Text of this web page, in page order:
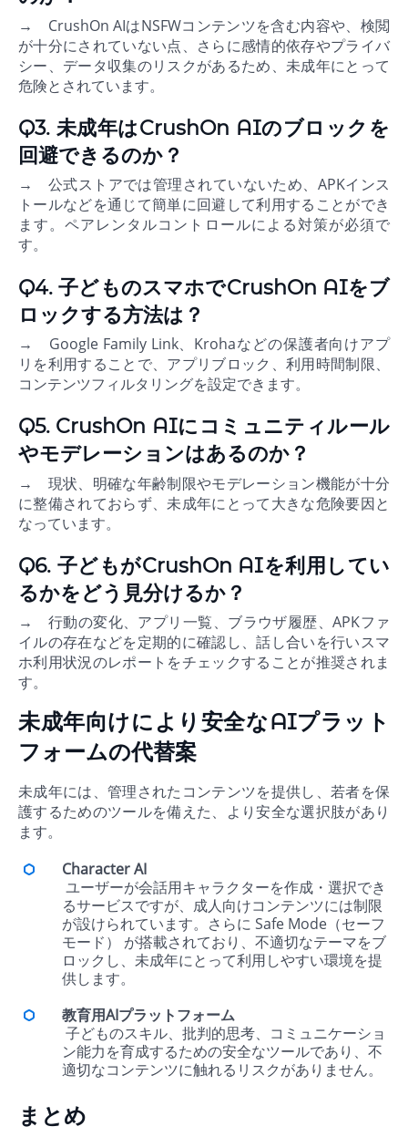
→ CrushOn AIはNSFWコンテンツを含む内容や、検閲
が十分にされていない点、さらに感情的依存やプライバ
シー、データ収集のリスクがあるため、未成年にとって
危険とされています。
Q3. 未成年はCrushOn AIのブロックを
回避できるのか？
→ 公式ストアでは管理されていないため、APKインス
トールなどを通じて簡単に回避して利用することができ
ます。ペアレンタルコントロールによる対策が必須で
す。
Q4. 子どものスマホでCrushOn AIをブ
ロックする方法は？
→ Google Family Link、Krohaなどの保護者向けアプ
リを利用することで、アプリブロック、利用時間制限、
コンテンツフィルタリングを設定できます。
Q5. CrushOn AIにコミュニティルール
やモデレーションはあるのか？
→ 現状、明確な年齢制限やモデレーション機能が十分
に整備されておらず、未成年にとって大きな危険要因と
なっています。
Q6. 子どもがCrushOn AIを利用してい
るかをどう見分けるか？
→ 行動の変化、アプリ一覧、ブラウザ履歴、APKファ
イルの存在などを定期的に確認し、話し合いを行いスマ
ホ利用状況のレポートをチェックすることが推奨されま
す。
未成年向けにより安全なAIプラット
フォームの代替案
未成年には、管理されたコンテンツを提供し、若者を保
護するためのツールを備えた、より安全な選択肢があり
ます。
Character AI
ユーザーが会話用キャラクターを作成・選択でき
るサービスですが、成人向けコンテンツには制限
が設けられています。さらに Safe Mode（セーフ
モード） が搭載されており、不適切なテーマをブ
ロックし、未成年にとって利用しやすい環境を提
供します。
教育用AIプラットフォーム
子どものスキル、批判的思考、コミュニケーショ
ン能力を育成するための安全なツールであり、不
適切なコンテンツに触れるリスクがありません。
まとめ